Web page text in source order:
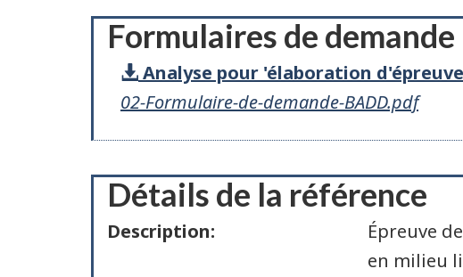
Formulaires de demande
Analyse pour 'élaboration
02-Formulaire-de-demande-BADD.pdf
Détails de la référence
Description:
Épreuve
en milieu